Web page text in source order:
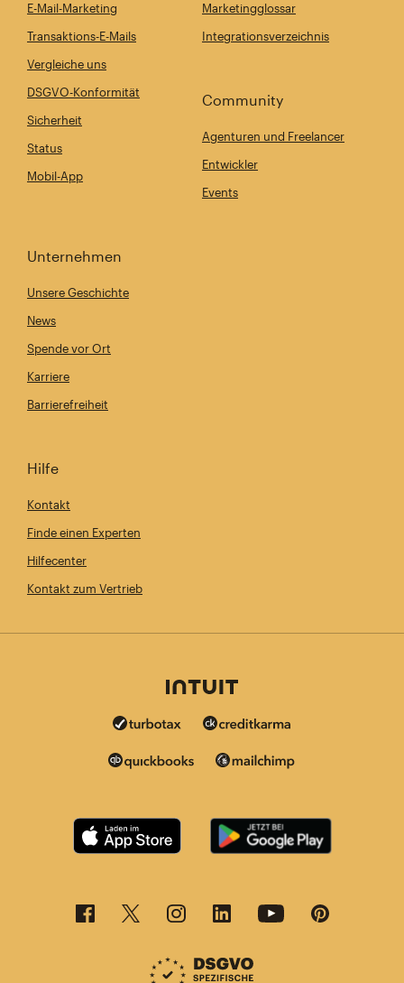
E-Mail-Marketing
Transaktions-E-Mails
Vergleiche uns
DSGVO-Konformität
Sicherheit
Status
Mobil-App
Marketingglossar
Integrationsverzeichnis
Community
Agenturen und Freelancer
Entwickler
Events
Unternehmen
Unsere Geschichte
News
Spende vor Ort
Karriere
Barrierefreiheit
Hilfe
Kontakt
Finde einen Experten
Hilfecenter
Kontakt zum Vertrieb